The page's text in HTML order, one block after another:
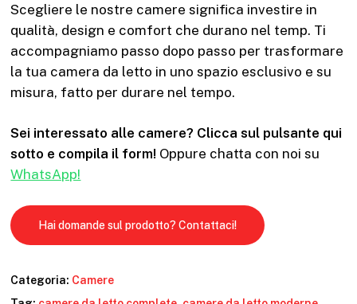
Scegliere le nostre camere significa investire in
qualità, design e comfort che durano nel temp. Ti
accompagniamo passo dopo passo per trasformare
la tua camera da letto in uno spazio esclusivo e su
misura, fatto per durare nel tempo.
Sei interessato alle camere? Clicca sul pulsante qui
sotto e compila il form! Oppure chatta con noi su
WhatsApp!
Hai domande sul prodotto? Contattaci!
Categoria: Camere